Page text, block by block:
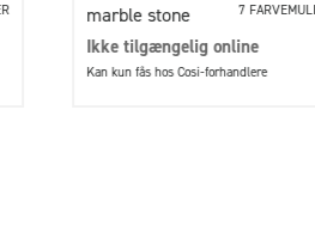
marble stone
7
Ikke tilgængelig online
Kan kun fås hos Cosi-forhandlere